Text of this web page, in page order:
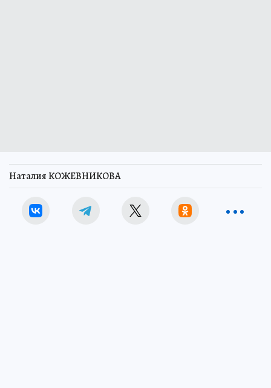
Наталия КОЖЕВНИКОВА